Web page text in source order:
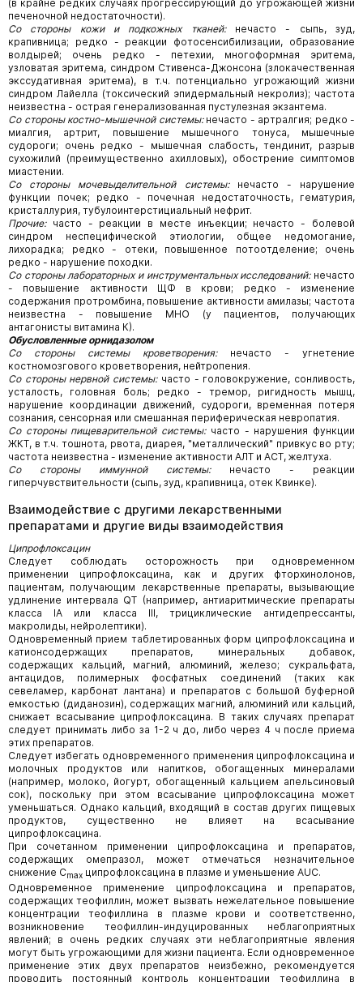
(в крайне редких случаях прогрессирующий до угрожающей жизни
печеночной недостаточности).
Со стороны кожи и подкожных тканей:нечасто - сыпь, зуд,
крапивница; редко - реакции фотосенсибилизации, образование
волдырей; очень редко - петехии, многоформная эритема,
узловатая эритема, синдром Стивенса-Джонсона (злокачественная
экссудативная эритема), в т.ч. потенциально угрожающий жизни
синдром Лайелла (токсический эпидермальный некролиз); частота
неизвестна - острая генерализованная пустулезная экзантема.
Со стороны костно-мышечной системы:нечасто - артралгия; редко -
миалгия, артрит, повышение мышечного тонуса, мышечные
судороги; очень редко - мышечная слабость, тендинит, разрыв
сухожилий (преимущественно ахилловых), обострение симптомов
миастении.
Со стороны мочевыделительной системы:нечасто - нарушение
функции почек; редко - почечная недостаточность, гематурия,
кристаллурия, тубулоинтерстициальный нефрит.
Прочие:часто - реакции в месте инъекции; нечасто - болевой
синдром неспецифической этиологии, общее недомогание,
лихорадка; редко - отеки, повышенное потоотделение; очень
редко - нарушение походки.
Со стороны лабораторных и инструментальных исследований:нечасто
- повышение активности ЩФ в крови; редко - изменение
содержания протромбина, повышение активности амилазы; частота
неизвестна - повышение МНО (у пациентов, получающих
антагонисты витамина К).
Обусловленные орнидазолом
Со стороны системы кроветворения:нечасто - угнетение
костномозгового кроветворения, нейтропения.
Со стороны нервной системы:часто - головокружение, сонливость,
усталость, головная боль; редко - тремор, ригидность мышц,
нарушение координации движений, судороги, временная потеря
сознания, сенсорная или смешанная периферическая невропатия.
Со стороны пищеварительной системы:часто - нарушения функции
ЖКТ, в т.ч. тошнота, рвота, диарея, "металлический" привкус во рту;
частота неизвестна - изменение активности АЛТ и АСТ, желтуха.
Со стороны иммунной системы:нечасто - реакции
гиперчувствительности (сыпь, зуд, крапивница, отек Квинке).
Взаимодействие с другими лекарственными
препаратами и другие виды взаимодействия
Ципрофлоксацин
Следует соблюдать осторожность при одновременном
применении ципрофлоксацина, как и других фторхинолонов,
пациентам, получающим лекарственные препараты, вызывающие
удлинение интервала QT (например, антиаритмические препараты
класса IA или класса III, трициклические антидепрессанты,
макролиды, нейролептики).
Одновременный прием таблетированных форм ципрофлоксацина и
катионсодержащих препаратов, минеральных добавок,
содержащих кальций, магний, алюминий, железо; сукральфата,
антацидов, полимерных фосфатных соединений (таких как
севеламер, карбонат лантана) и препаратов с большой буферной
емкостью (диданозин), содержащих магний, алюминий или кальций,
снижает всасывание ципрофлоксацина. В таких случаях препарат
следует принимать либо за 1-2 ч до, либо через 4 ч после приема
этих препаратов.
Следует избегать одновременного применения ципрофлоксацина и
молочных продуктов или напитков, обогащенных минералами
(например, молоко, йогурт, обогащенный кальцием апельсиновый
сок), поскольку при этом всасывание ципрофлоксацина может
уменьшаться. Однако кальций, входящий в состав других пищевых
продуктов, существенно не влияет на всасывание
ципрофлоксацина.
При сочетанном применении ципрофлоксацина и препаратов,
содержащих омепразол, может отмечаться незначительное
снижение Cmax ципрофлоксацина в плазме и уменьшение AUC.
Одновременное применение ципрофлоксацина и препаратов,
содержащих теофиллин, может вызвать нежелательное повышение
концентрации теофиллина в плазме крови и соответственно,
возникновение теофиллин-индуцированных неблагоприятных
явлений; в очень редких случаях эти неблагоприятные явления
могут быть угрожающими для жизни пациента. Если одновременное
применение этих двух препаратов неизбежно, рекомендуется
проводить постоянный контроль концентрации теофиллина в